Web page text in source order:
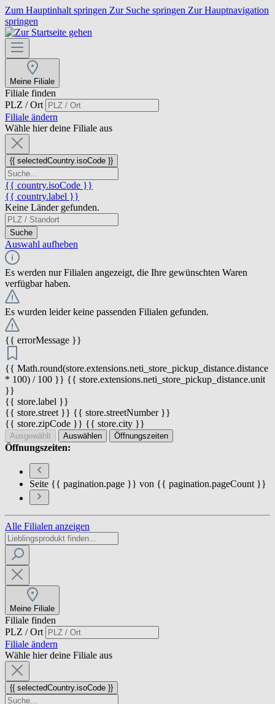
Zum Hauptinhalt springen Zur Suche springen Zur Hauptnavigation
springen
Meine Filiale
Filiale finden
PLZ / Ort
Filiale ändern
Wähle hier deine Filiale aus
{{ selectedCountry.isoCode }}
{{ country.isoCode }}
{{ country.label }}
Keine Länder gefunden.
Suche
Auswahl aufheben
Es werden nur Filialen angezeigt, die Ihre gewünschten Waren
verfügbar haben.
Es wurden leider keine passenden Filialen gefunden.
{{ errorMessage }}
{{ Math.round(store.extensions.neti_store_pickup_distance.distance
* 100) / 100 }} {{ store.extensions.neti_store_pickup_distance.unit
}}
{{ store.label }}
{{ store.street }} {{ store.streetNumber }}
{{ store.zipCode }} {{ store.city }}
Ausgewählt Auswählen Öffnungszeiten
Öffnungszeiten:
Seite {{ pagination.page }} von {{ pagination.pageCount }}
Alle Filialen anzeigen
Meine Filiale
Filiale finden
PLZ / Ort
Filiale ändern
Wähle hier deine Filiale aus
{{ selectedCountry.isoCode }}